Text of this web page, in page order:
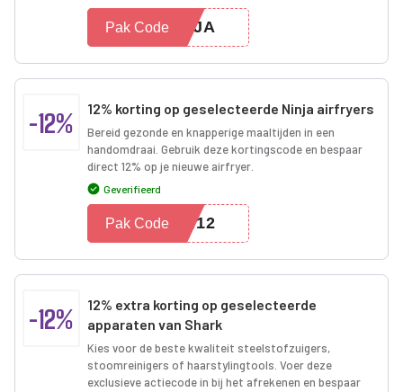
INJA
Pak Code
-12% 12% korting op geselecteerde Ninja airfryers
Bereid gezonde en knapperige maaltijden in een
handomdraai. Gebruik deze kortingscode en bespaar
direct 12% op je nieuwe airfryer.
Geverifieerd
PM12
Pak Code
-12%
12% extra korting op geselecteerde
apparaten van Shark
Kies voor de beste kwaliteit steelstofzuigers,
stoomreinigers of haarstylingtools. Voer deze
exclusieve actiecode in bij het afrekenen en bespaar